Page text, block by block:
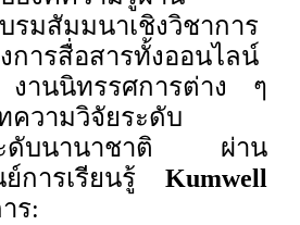
รมสัมมนาเชิงวิชาการ
การสื่อสารทั้งออนไลน์
านนิทรรศการต่าง ๆ
ความวิจัยระดับ
ะดับนานาชาติ ผ่าน
การเรียนรู้ Kumwell
ร: